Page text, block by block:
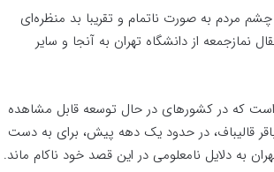
از30 سال است که در پیش چشم مردم به صورت ناتمام و تقریبا بد منظره‌ای
از دانشگاه تهران به آنجا و سایر
است که در کشورهای در حال توسعه قابل مشاهده
قالیباف، در حدود یک دهه پیش، برای به دست
به دلایل نامعلومی در این قصد خود ناکام ماند.